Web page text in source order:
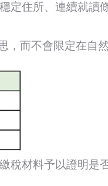
住所、連續就讀
，而不會限定在自
材料予以證明是